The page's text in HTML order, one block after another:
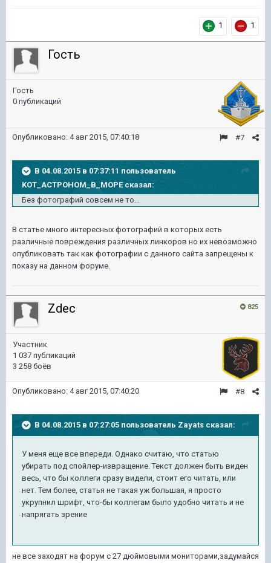
1 1
Гость
Гость
0 публикаций
#7
Опубликовано: 4 авг 2015, 07:40:18
В 04.08.2015 в 07:37:11 пользователь
KOT_ACTPOHOM_B_MOPE сказал:
Без фотографий совсем не то...
В статье много интересных фотографий в которых есть
различные повреждения различных линкоров но их невозможно
опубликовать так как фотографии с данного сайта запрещены к
показу на данном форуме.
825
Zdec
Участник
1 037 публикаций
3 258 боёв
#8
Опубликовано: 4 авг 2015, 07:40:20
В 04.08.2015 в 07:27:05 пользователь Zayats сказал:
У меня еще все впереди. Однако считаю, что статью
убирать под спойлер-извращение. Текст должен быть виден
весь, что бы коллеги сразу видели, стоит его читать, или
нет. Тем более, статья не такая уж большая, я просто
укрупнил шрифт, что-бы коллегам было удобно читать и не
напрягать зрение
не все заходят на форум с 27 дюймовыми мониторами,задумайся